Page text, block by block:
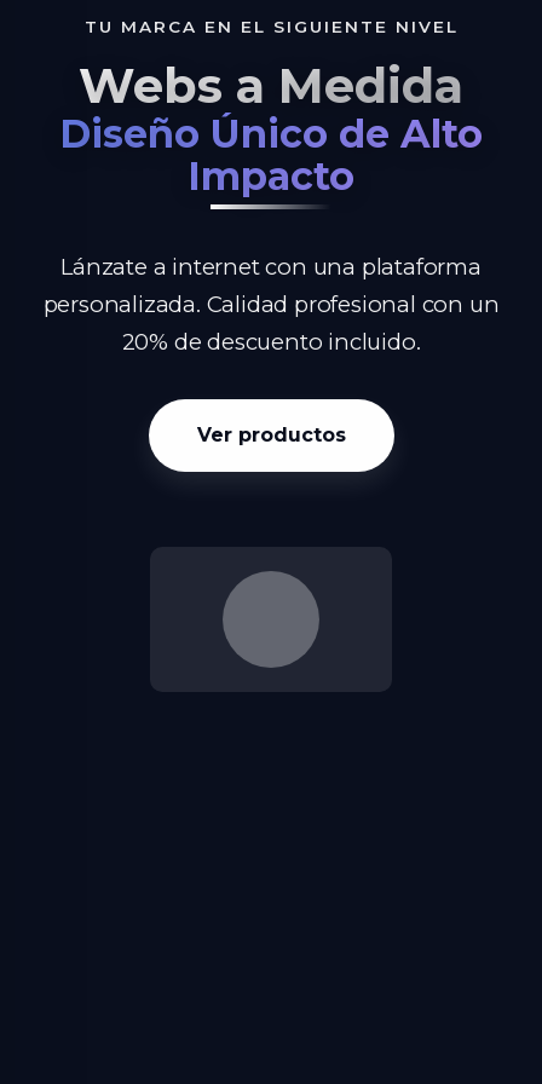
TU MARCA EN EL SIGUIENTE NIVEL
Webs a Medida
Diseño Único de Alto
Impacto
Lánzate a internet con una plataforma
personalizada. Calidad profesional con un
20% de descuento incluido.
Ver productos